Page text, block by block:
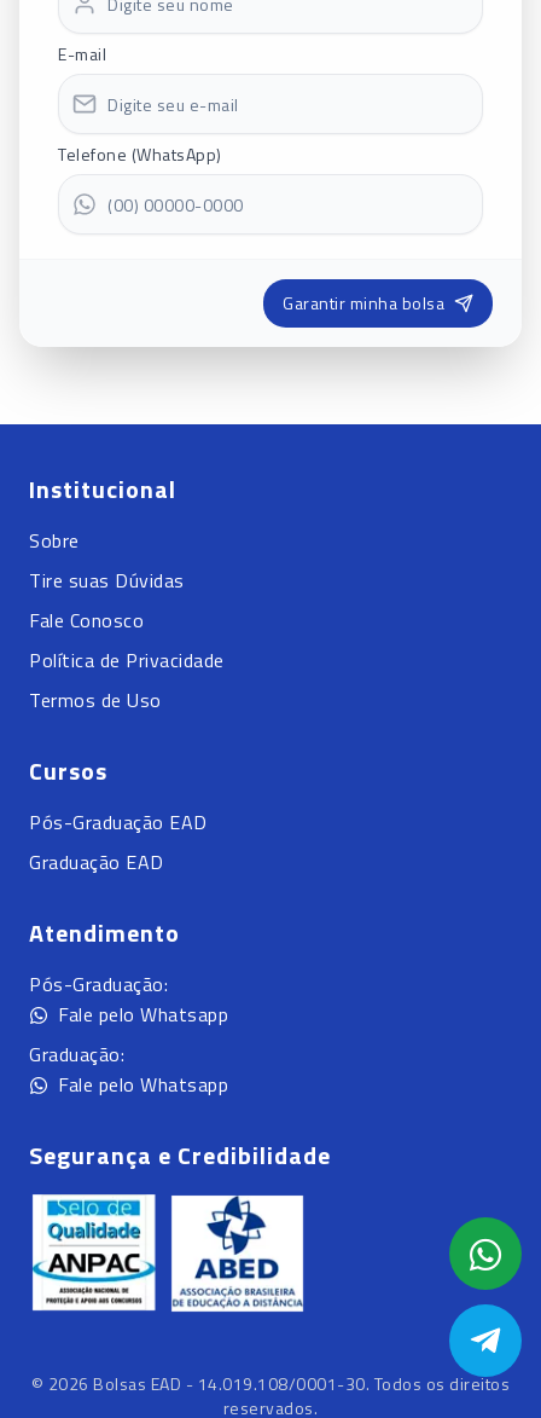
E-mail
Telefone (WhatsApp)
Garantir minha bolsa
Institucional
Sobre
Tire suas Dúvidas
Fale Conosco
Política de Privacidade
Termos de Uso
Cursos
Pós-Graduação EAD
Graduação EAD
Atendimento
Pós-Graduação:
Fale pelo Whatsapp
Graduação:
Fale pelo Whatsapp
Segurança e Credibilidade
© 2026 Bolsas EAD - 14.019.108/0001-30. Todos os direitos
reservados.